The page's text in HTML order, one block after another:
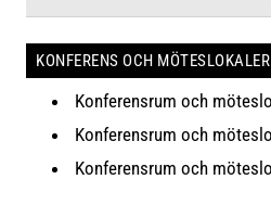
KONFERENS OCH MÖTESLOKALER
Konferensrum och
Konferensrum och
Konferensrum och